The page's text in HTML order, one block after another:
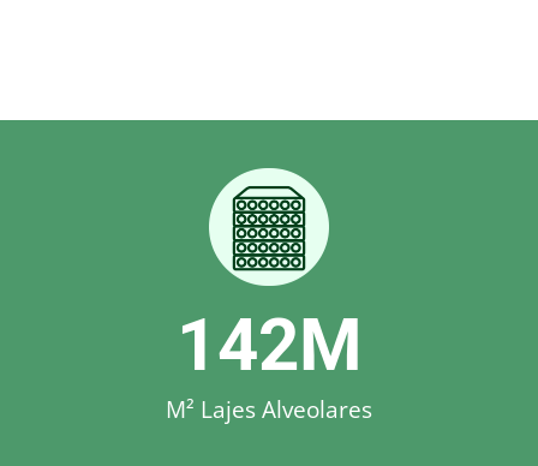
M² Lajes Alveolares
142M